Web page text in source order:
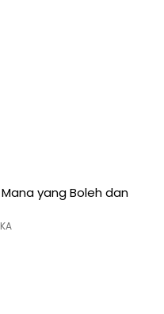
yang Boleh dan